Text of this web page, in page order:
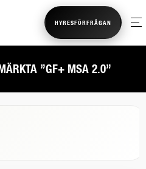
HYRESFÖRFRÅGAN
”GF+ MSA 2.0”